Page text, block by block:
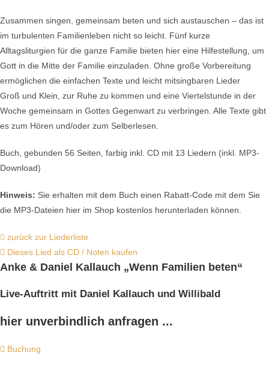
Zusammen singen, gemeinsam beten und sich austauschen – das ist
im turbulenten Familienleben nicht so leicht. Fünf kurze
Alltagsliturgien für die ganze Familie bieten hier eine Hilfestellung, um
Gott in die Mitte der Familie einzuladen. Ohne große Vorbereitung
ermöglichen die einfachen Texte und leicht mitsingbaren Lieder
Groß und Klein, zur Ruhe zu kommen und eine Viertelstunde in der
Woche gemeinsam in Gottes Gegenwart zu verbringen. Alle Texte gibt
es zum Hören und/oder zum Selberlesen.
Buch, gebunden 56 Seiten, farbig inkl. CD mit 13 Liedern (inkl. MP3-
Download)
Hinweis: Sie erhalten mit dem Buch einen Rabatt-Code mit dem Sie
die MP3-Dateien hier im Shop kostenlos herunterladen können.
zurück zur Liederliste
Dieses Lied als CD / Noten kaufen
Anke & Daniel Kallauch „Wenn Familien beten“
Live-Auftritt mit Daniel Kallauch und Willibald
hier unverbindlich anfragen ...
Buchung